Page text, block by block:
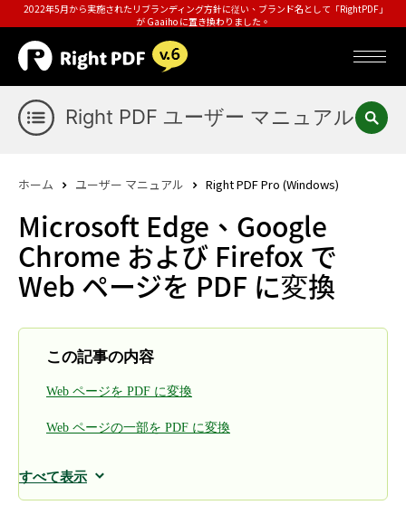
2022年5月から実施されたリブランディング方針に従い、ブランド名として「RightPDF」
が Gaaiho に置き換わりました。
Right PDF ユーザー マニュアル
ホーム ユーザー マニュアル Right PDF Pro (Windows)
Microsoft Edge、Google
Chrome および Firefox で
Web ページを PDF に変換
この記事の内容
Web ページを PDF に変換
Web ページの一部を PDF に変換
すべて表示